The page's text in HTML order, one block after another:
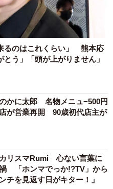
るのはこれくらい」 熊本応
う」「頭が上がりません」
かに太郎 名物メニュ−500円
が営業再開 90歳初代店主が
リスマRumi 心ない言葉に
「ホンマでっか!?TV」から
を見返す日がキター！」